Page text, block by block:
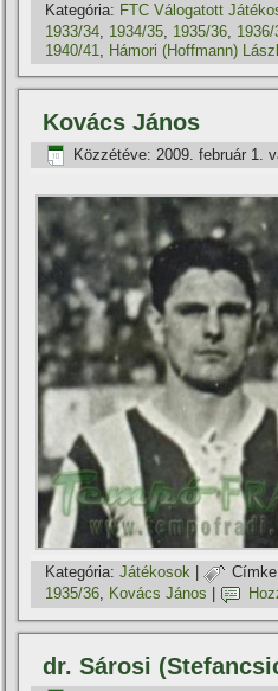
Kategória: FTC Válogatott
1933/34, 1934/35, 1935/36, 1936/
1940/41
Hámori (Hoffmann)
Kovács János
Közzétéve: 2009. február 1.
Kategória: Játékosok |
1935/36, Kovács János
dr. Sárosi